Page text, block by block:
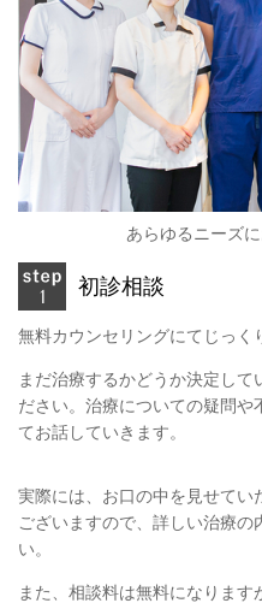
あらゆるニーズ
初診相談
無料カウンセリングにてじっく
まだ治療するかどうか決定して
ださい。治療についての疑問
てお話していきます。
実際には、お口の中を見せて
ございますので、詳しい治療の
い。
また、相談料は無料になりま